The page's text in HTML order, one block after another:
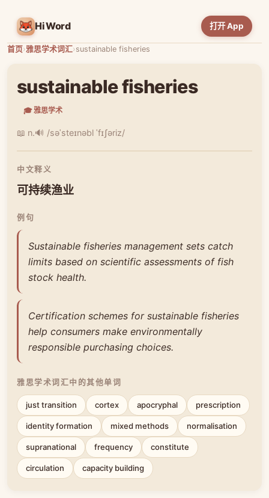
HiWord 打开 App
首页›雅思学术词汇›sustainable fisheries
sustainable fisheries
🎓 雅思学术
📖 n.🔊 /səˈsteɪnəbl ˈfɪʃəriz/
中文释义
可持续渔业
例句
Sustainable fisheries management sets catch
limits based on scientific assessments of fish
stock health.
Certification schemes for sustainable fisheries
help consumers make environmentally
responsible purchasing choices.
雅思学术词汇中的其他单词
just transition cortex apocryphal prescription
identity formation mixed methods normalisation
supranational frequency constitute
circulation capacity building